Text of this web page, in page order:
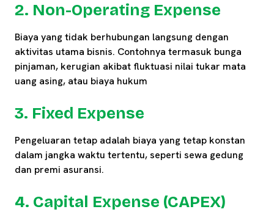
2. Non-Operating Expense
Biaya yang tidak berhubungan langsung dengan
aktivitas utama bisnis. Contohnya termasuk bunga
pinjaman, kerugian akibat fluktuasi nilai tukar mata
uang asing, atau biaya hukum
3. Fixed Expense
Pengeluaran tetap adalah biaya yang tetap konstan
dalam jangka waktu tertentu, seperti sewa gedung
dan premi asuransi.
4. Capital Expense (CAPEX)